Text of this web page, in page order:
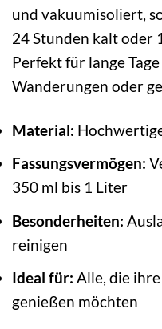
und vakuumisoliert,
24 Stunden kalt oder
Perfekt für lange
Wanderungen oder
Material:
Fassungsvermögen:
350 ml bis 1 Liter
Besonderheiten:
reinigen
Ideal für: Alle, die
genießen möchten